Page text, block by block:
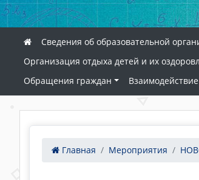
Сведения об образовательной
Организация отдыха детей и их
Обращения граждан
Главная Мероприятия